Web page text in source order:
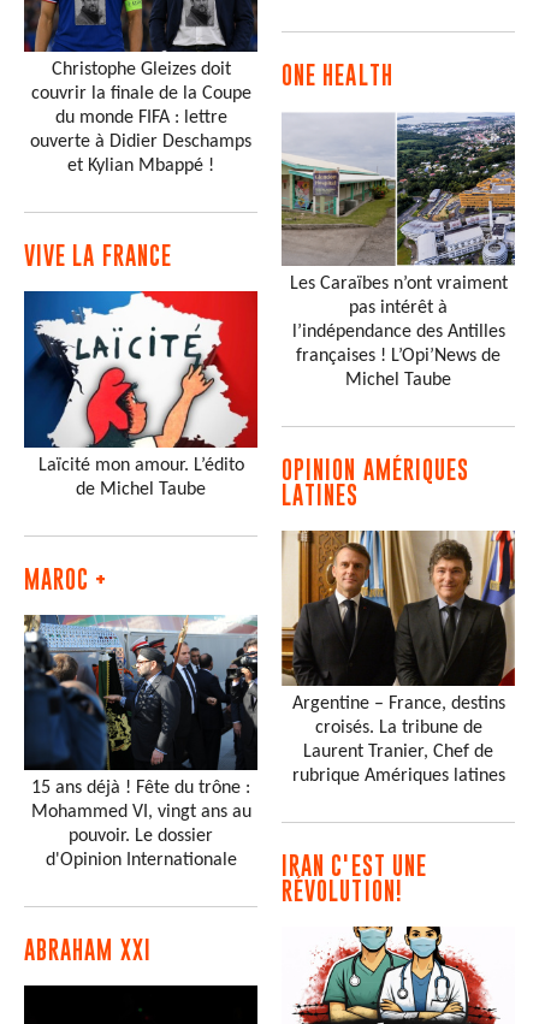
Christophe Gleizes doit
couvrir la finale de la Coupe
du monde FIFA : lettre
ouverte à Didier Deschamps
et Kylian Mbappé !
VIVE LA FRANCE
Laïcité mon amour. L’édito
de Michel Taube
MAROC +
15 ans déjà ! Fête du trône :
Mohammed VI, vingt ans au
pouvoir. Le dossier
d'Opinion Internationale
ABRAHAM XXI
ONE HEALTH
Les Caraïbes n’ont vraiment
pas intérêt à
l’indépendance des Antilles
françaises ! L’Opi’News de
Michel Taube
OPINION AMÉRIQUES
LATINES
Argentine – France, destins
croisés. La tribune de
Laurent Tranier, Chef de
rubrique Amériques latines
IRAN C'EST UNE
RÉVOLUTION!